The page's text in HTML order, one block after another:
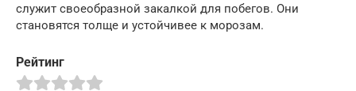
служит своеобразной закалкой для побегов. Они
становятся толще и устойчивее к морозам.
Рейтинг